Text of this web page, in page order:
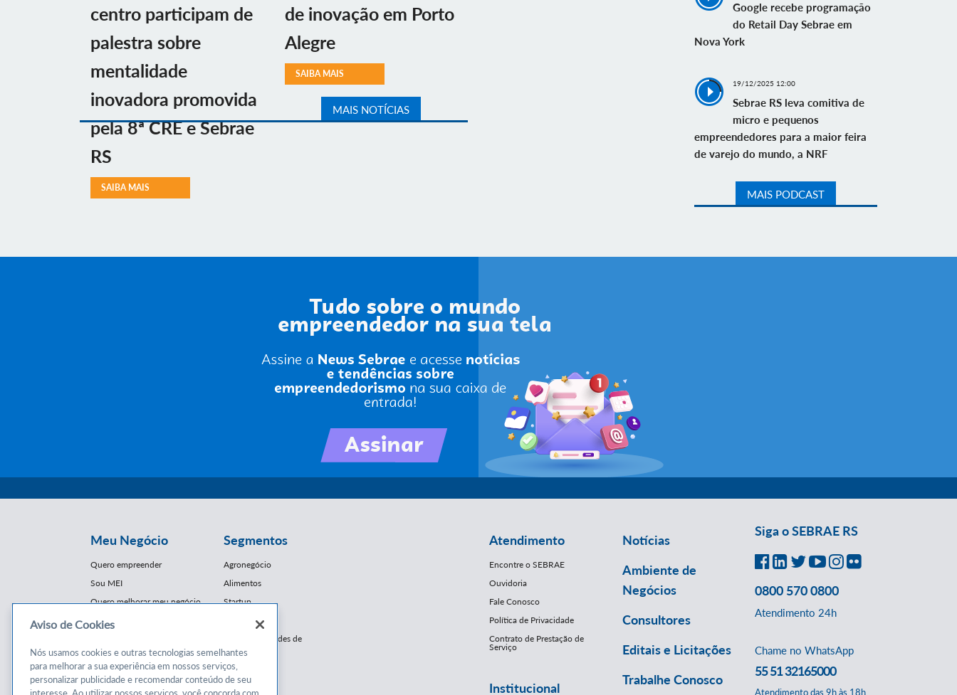
centro participam de
palestra sobre
mentalidade
inovadora promovida
pela 8ª CRE e Sebrae
RS
SAIBA MAIS
de inovação em Porto
Alegre
SAIBA MAIS
MAIS NOTÍCIAS
Google recebe programação
do Retail Day Sebrae em
Nova York
19/12/2025 12:00
Sebrae RS leva comitiva de
micro e pequenos
empreendedores para a maior feira
de varejo do mundo, a NRF
MAIS PODCAST
Meu Negócio
Quero empreender
Sou MEI
Quero melhorar meu negócio
Conteúdos
Cursos
Segmentos
Agronegócio
Alimentos
Startup
E-Commerce
Franquias / Redes de
Cooperação
Moda
Moveleiro
Atendimento
Encontre o SEBRAE
Ouvidoria
Fale Conosco
Política de Privacidade
Contrato de Prestação de
Serviço
Institucional
Notícias
Ambiente de
Negócios
Consultores
Editais e Licitações
Trabalhe Conosco
Siga o SEBRAE RS
0800 570 0800
Atendimento 24h
Chame no WhatsApp
55 51 32165000
Atendimento das 9h às 18h
Aviso de Cookies
Nós usamos cookies e outras tecnologias semelhantes
para melhorar a sua experiência em nossos serviços,
personalizar publicidade e recomendar conteúdo de seu